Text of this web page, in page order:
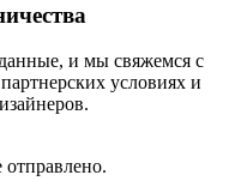
и мы свяжемся с
условиях и